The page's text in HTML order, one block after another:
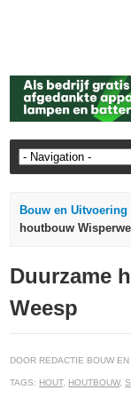
Bouw en Uitvoering
houtbouw
Duurzame
Weesp
DOOR REDACTIE BOUW
TAGS: HOUT, HOUTBOUW,